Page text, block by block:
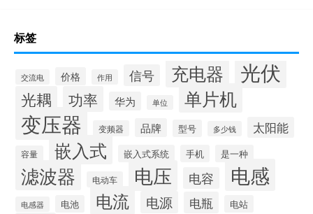
标签
交流电 价格 作用 信号 充电器 光伏
光耦 功率 华为 单位 单片机
变压器 变频器 品牌 型号 多少钱 太阳能
容量 嵌入式 嵌入式系统 手机 是一种
滤波器 电动车 电压 电容 电感
电感器 电池 电流 电源 电瓶 电站